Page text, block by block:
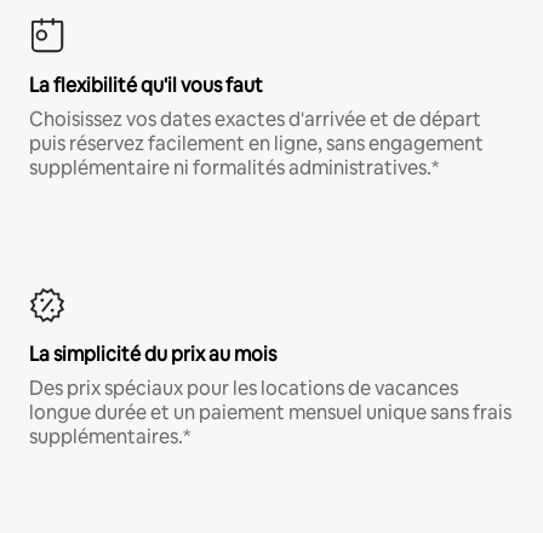
La flexibilité qu'il vous faut
Choisissez vos dates exactes d'arrivée et de départ
puis réservez facilement en ligne, sans engagement
supplémentaire ni formalités administratives.*
La simplicité du prix au mois
Des prix spéciaux pour les locations de vacances
longue durée et un paiement mensuel unique sans frais
supplémentaires.*